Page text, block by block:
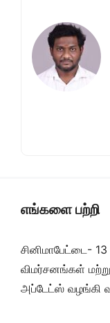
எங்களை பற்றி
சினிமாபேட்டை-
விமர்சனங்கள்
அப்டேட்ஸ் வழங்கி